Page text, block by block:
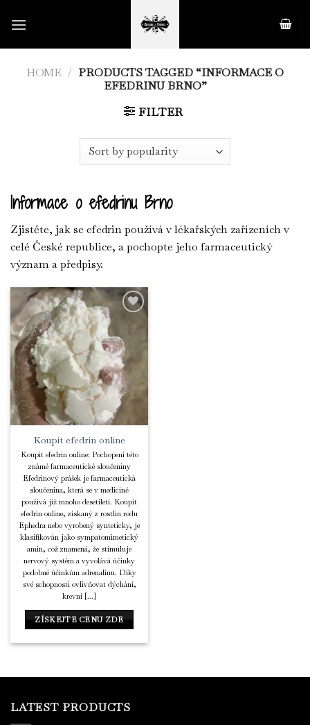
HOME / PRODUCTS TAGGED “INFORMACE O
EFEDRINU BRNO”
FILTER
Informace o efedrinu Brno
Zjistěte, jak se efedrin používá v lékařských zařízeních v
celé České republice, a pochopte jeho farmaceutický
význam a předpisy.
Add to
Wishlist
Koupit efedrin online
Koupit efedrin online: Pochopení této
známé farmaceutické sloučeniny
Efedrinový prášek je farmaceutická
sloučenina, která se v medicíně
používá již mnoho desetiletí. Koupit
efedrin online, získaný z rostlin rodu
Ephedra nebo vyrobený synteticky, je
klasifikován jako sympatomimetický
amin, což znamená, že stimuluje
nervový systém a vyvolává účinky
podobné účinkům adrenalinu. Díky
své schopnosti ovlivňovat dýchání,
krevní [...]
ZÍSKEJTE CENU ZDE
LATEST PRODUCTS